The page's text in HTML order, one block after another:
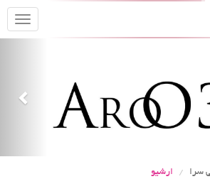
سرا ارشیو